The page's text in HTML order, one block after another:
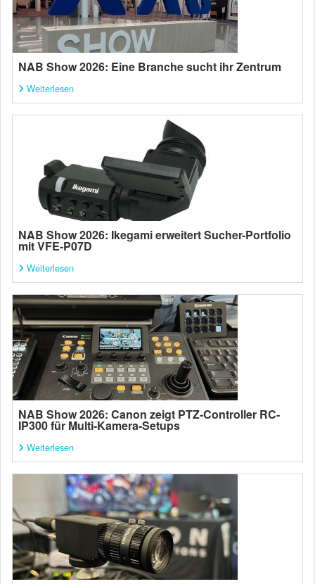
NAB Show 2026: Eine Branche sucht ihr Zentrum
Weiterlesen
NAB Show 2026: Ikegami erweitert Sucher-Portfolio
mit VFE-P07D
Weiterlesen
NAB Show 2026: Canon zeigt PTZ-Controller RC-
IP300 für Multi-Kamera-Setups
Weiterlesen